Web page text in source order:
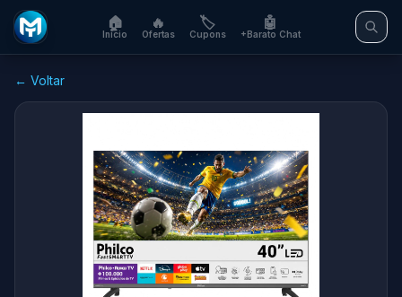
🏠
Início
🔥
Ofertas
🏷️
Cupons
🤖
+Barato Chat
← Voltar